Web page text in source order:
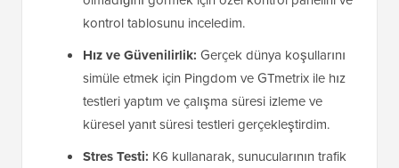
kontrol tablosunu inceledim.
Hız ve Güvenilirlik: Gerçek dünya koşullarını
simüle etmek için Pingdom ve GTmetrix ile hız
testleri yaptım ve çalışma süresi izleme ve
küresel yanıt süresi testleri gerçekleştirdim.
Stres Testi: K6 kullanarak, sunucularının trafik